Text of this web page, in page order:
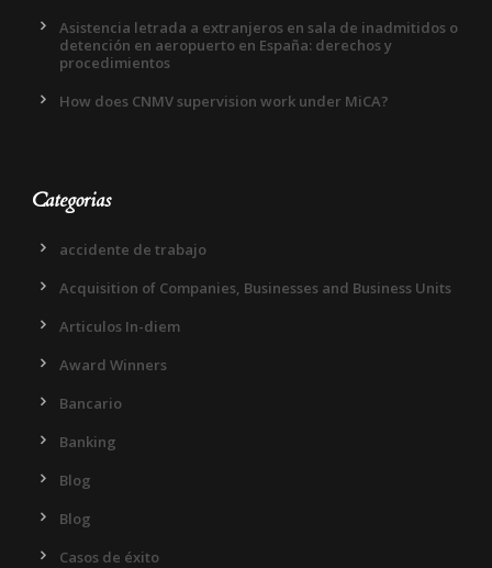
Asistencia letrada a extranjeros en sala de inadmitidos o
detención en aeropuerto en España: derechos y
procedimientos
How does CNMV supervision work under MiCA?
Categorias
accidente de trabajo
Acquisition of Companies, Businesses and Business Units
Articulos In-diem
Award Winners
Bancario
Banking
Blog
Blog
Casos de éxito